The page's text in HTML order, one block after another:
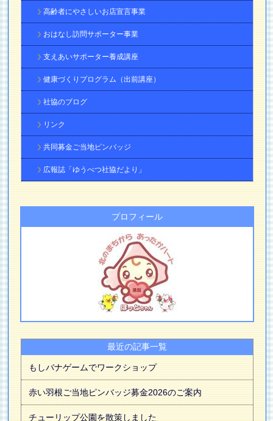
高齢者にやさしいお店宣言事業
おはなし訪問サポーター事業
支えあいサポーター養成講座
健康づくりプログラム（出前講座）
社協のブログ
リンク
共同募金ご当地ピンバッジ
広報誌「ゆうべつ社協だより」
プロフィール
最近の記事一覧
もしバナゲームでワークショップ
赤い羽根ご当地ピンバッジ募金2026のご案内
チューリップ公園を散策しました